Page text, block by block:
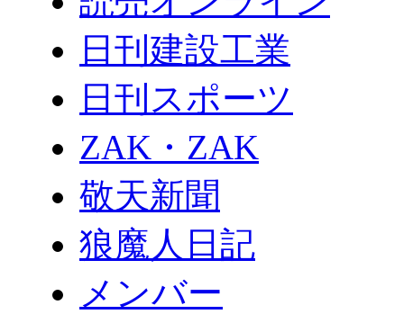
日刊建設工業
日刊スポーツ
ZAK・ZAK
敬天新聞
狼魔人日記
メンバー